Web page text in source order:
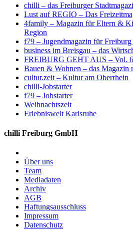
chilli – das Freiburger
Lust auf REGIO – Das
4family – Magazin für Eltern &
Region
f79 – Jugendmagazin für
business im Breisgau – das
FREIBURG GEHT AUS – Vol. 6
Bauen & Wohnen – das Magazin
cultur.zeit – Kultur am Oberrhein
chilli-Jobstarter
f79 – Jobstarter
Weihnachtszeit
Erlebniswelt Karlsruhe
chilli Freiburg GmbH
Über uns
Team
Mediadaten
Archiv
AGB
Haftungsausschluss
Impressum
Datenschutz